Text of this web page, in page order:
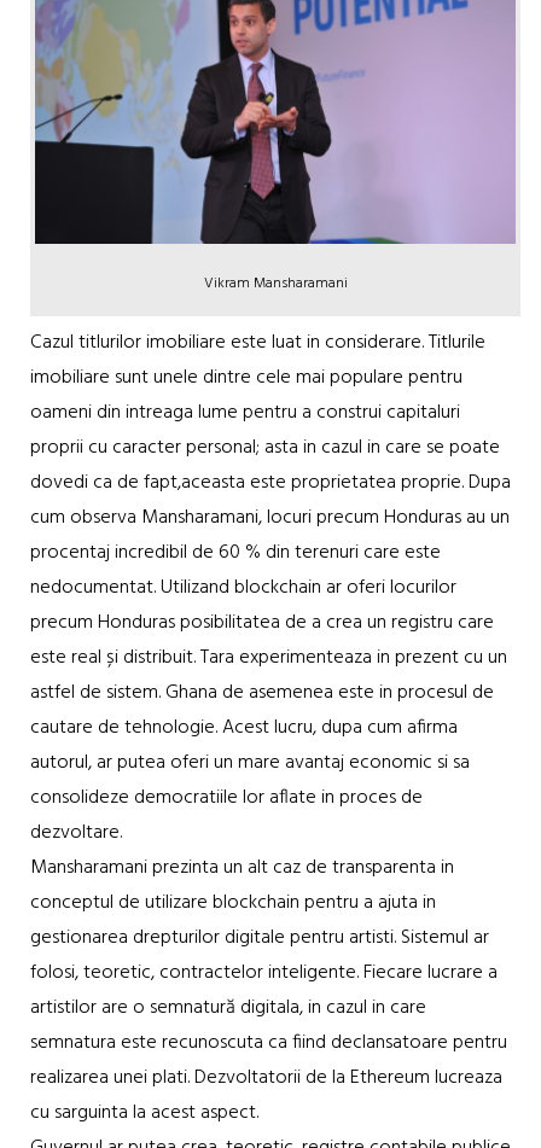
Vikram Mansharamani
Cazul titlurilor imobiliare este luat in considerare. Titlurile
imobiliare sunt unele dintre cele mai populare pentru
oameni din intreaga lume pentru a construi capitaluri
proprii cu caracter personal; asta in cazul in care se poate
dovedi ca de fapt,aceasta este proprietatea proprie. Dupa
cum observa Mansharamani, locuri precum Honduras au un
procentaj incredibil de 60 % din terenuri care este
nedocumentat. Utilizand blockchain ar oferi locurilor
precum Honduras posibilitatea de a crea un registru care
este real și distribuit. Tara experimenteaza in prezent cu un
astfel de sistem. Ghana de asemenea este in procesul de
cautare de tehnologie. Acest lucru, dupa cum afirma
autorul, ar putea oferi un mare avantaj economic si sa
consolideze democratiile lor aflate in proces de
dezvoltare.
Mansharamani prezinta un alt caz de transparenta in
conceptul de utilizare blockchain pentru a ajuta in
gestionarea drepturilor digitale pentru artisti. Sistemul ar
folosi, teoretic, contractelor inteligente. Fiecare lucrare a
artistilor are o semnatură digitala, in cazul in care
semnatura este recunoscuta ca fiind declansatoare pentru
realizarea unei plati. Dezvoltatorii de la Ethereum lucreaza
cu sarguinta la acest aspect.